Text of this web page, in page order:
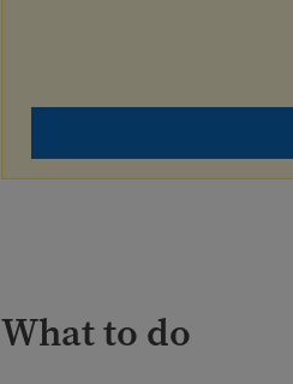
What to do